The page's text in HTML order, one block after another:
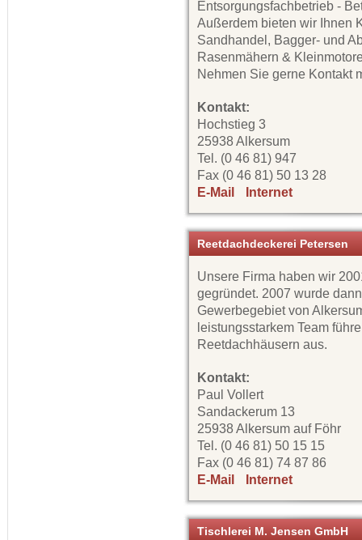
Entsorgungsfachbetrieb -
Außerdem bieten wir Ihnen
Sandhandel, Bagger- und
Rasenmähern &
Nehmen Sie gerne Kontakt
Kontakt:
Hochstieg 3
25938 Alkersum
Tel. (0 46 81) 947
Fax (0 46 81) 50 13 28
E-Mail
Internet
Reetdachdeckerei Petersen
Unsere Firma haben wir
gegründet. 2007 wurde
Gewerbegebiet von
leistungsstarkem Team
Reetdachhäusern aus.
Kontakt:
Paul Vollert
Sandackerum 13
25938 Alkersum auf Föhr
Tel. (0 46 81) 50 15 15
Fax (0 46 81) 74 87 86
E-Mail
Internet
Tischlerei M. Jensen GmbH